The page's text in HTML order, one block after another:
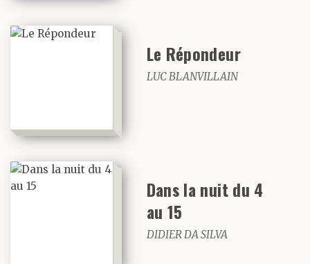
Le Répondeur
LUC BLANVILLAIN
Dans la nuit du 4
au 15
DIDIER DA SILVA